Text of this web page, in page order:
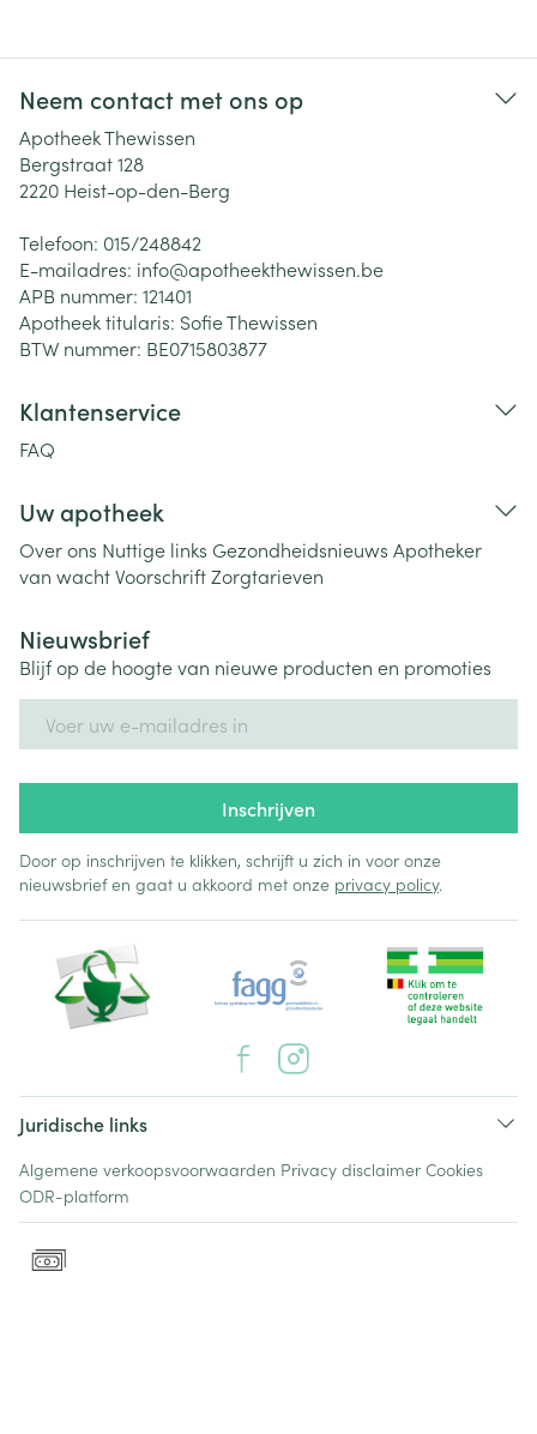
Neem contact met ons op
Apotheek Thewissen
Bergstraat 128
2220 Heist-op-den-Berg
Telefoon: 015/248842
E-mailadres: info@apotheekthewissen.be
APB nummer: 121401
Apotheek titularis: Sofie Thewissen
BTW nummer: BE0715803877
Klantenservice
FAQ
Uw apotheek
Over ons Nuttige links Gezondheidsnieuws Apotheker
van wachtVoorschriftZorgtarieven
Nieuwsbrief
Blijf op de hoogte van nieuwe producten en promoties
Inschrijven
Door op inschrijven te klikken, schrijft u zich in voor onze
nieuwsbrief en gaat u akkoord met onze privacy policy.
Juridische links
Algemene verkoopsvoorwaarden Privacy disclaimer Cookies
ODR-platform